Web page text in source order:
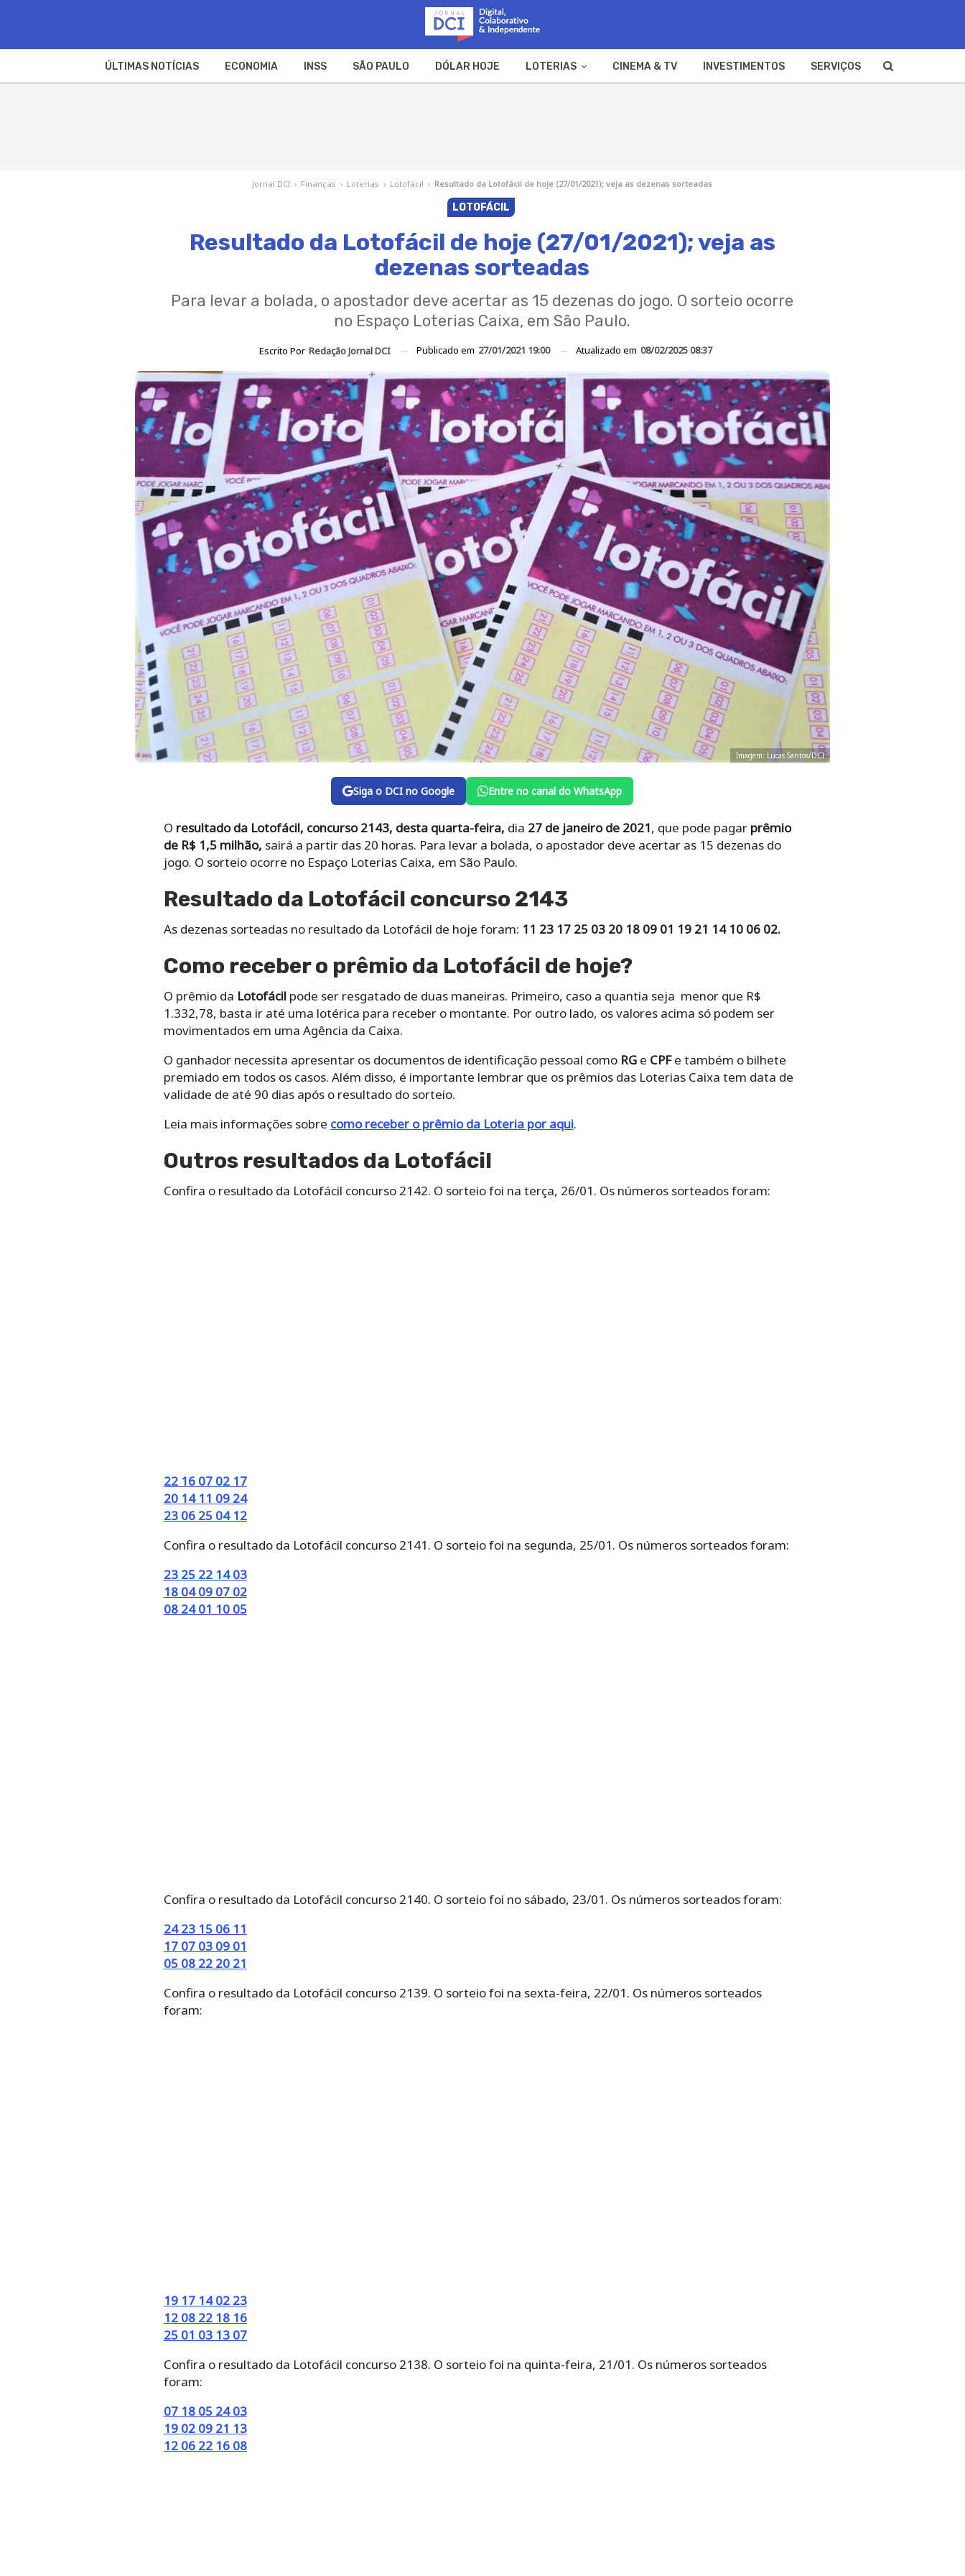
ÚLTIMAS NOTÍCIAS ECONOMIA INSS SÃO PAULO DÓLAR HOJE LOTERIAS CINEMA & TV INVESTIMENTOS SERVIÇOS
Jornal DCI › Finanças › Loterias › Lotofácil › Resultado da Lotofácil de hoje (27/01/2021); veja as dezenas sorteadas
LOTOFÁCIL
Resultado da Lotofácil de hoje (27/01/2021); veja as
dezenas sorteadas
Para levar a bolada, o apostador deve acertar as 15 dezenas do jogo. O sorteio ocorre
no Espaço Loterias Caixa, em São Paulo.
Escrito Por Redação Jornal DCI Publicado em 27/01/2021 19:00 Atualizado em 08/02/2025 08:37
Imagem: Lucas Santos/DCI
Siga o DCI no Google Entre no canal do WhatsApp
O resultado da Lotofácil, concurso 2143, desta quarta-feira, dia 27 de janeiro de 2021, que pode pagar prêmio
de R$ 1,5 milhão, sairá a partir das 20 horas. Para levar a bolada, o apostador deve acertar as 15 dezenas do
jogo. O sorteio ocorre no Espaço Loterias Caixa, em São Paulo.
Resultado da Lotofácil concurso 2143
As dezenas sorteadas no resultado da Lotofácil de hoje foram: 11 23 17 25 03 20 18 09 01 19 21 14 10 06 02.
Como receber o prêmio da Lotofácil de hoje?
O prêmio da Lotofácilpode ser resgatado de duas maneiras. Primeiro, caso a quantia seja menor que R$
1.332,78, basta ir até uma lotérica para receber o montante. Por outro lado, os valores acima só podem ser
movimentados em uma Agência da Caixa.
O ganhador necessita apresentar os documentos de identificação pessoal como RGe CPFe também o bilhete
premiado em todos os casos. Além disso, é importante lembrar que os prêmios das Loterias Caixa tem data de
validade de até 90 dias após o resultado do sorteio.
Leia mais informações sobre como receber o prêmio da Loteria por aqui.
Outros resultados da Lotofácil
Confira o resultado da Lotofácil concurso 2142. O sorteio foi na terça, 26/01. Os números sorteados foram:
22 16 07 02 17
20 14 11 09 24
23 06 25 04 12
Confira o resultado da Lotofácil concurso 2141. O sorteio foi na segunda, 25/01. Os números sorteados foram:
23 25 22 14 03
18 04 09 07 02
08 24 01 10 05
Confira o resultado da Lotofácil concurso 2140. O sorteio foi no sábado, 23/01. Os números sorteados foram:
24 23 15 06 11
17 07 03 09 01
05 08 22 20 21
Confira o resultado da Lotofácil concurso 2139. O sorteio foi na sexta-feira, 22/01. Os números sorteados
foram:
19 17 14 02 23
12 08 22 18 16
25 01 03 13 07
Confira o resultado da Lotofácil concurso 2138. O sorteio foi na quinta-feira, 21/01. Os números sorteados
foram:
07 18 05 24 03
19 02 09 21 13
12 06 22 16 08